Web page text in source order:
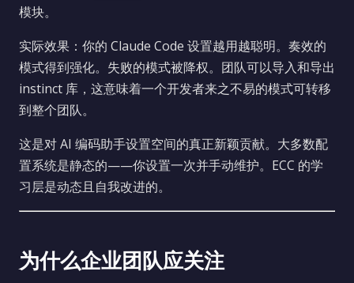
模块。
实际效果：你的 Claude Code 设置越用越聪明。奏效的
模式得到强化。失败的模式被降权。团队可以导入和导出
instinct 库，这意味着一个开发者来之不易的模式可转移
到整个团队。
这是对 AI 编码助手设置空间的真正新颖贡献。大多数配
置系统是静态的——你设置一次并手动维护。ECC 的学
习层是动态且自我改进的。
为什么企业团队应关注